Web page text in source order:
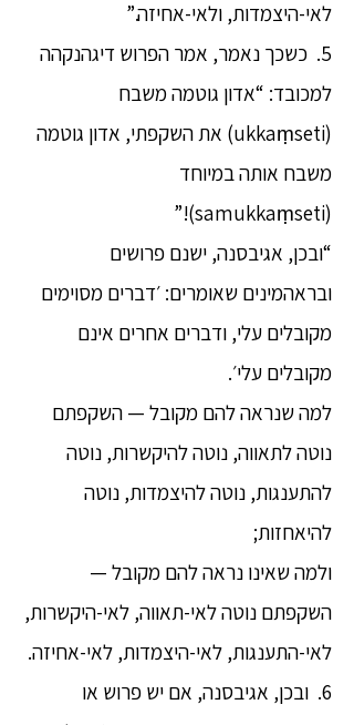
לאי-היצמדות, ולאי-אחיזה.”
5. כשכך נאמר, אמר הפרוש דיגהנקהה
למכובד: “אדון גוטמה משבח
(ukkaṃseti) את השקפתי, אדון גוטמה
משבח אותה במיוחד
(samukkaṃseti)!”
“ובכן, אגיבסנה, ישנם פרושים
ובראהמינים שאומרים: ׳דברים מסוימים
מקובלים עלי, ודברים אחרים אינם
מקובלים עלי׳.
למה שנראה להם מקובל — השקפתם
נוטה לתאווה, נוטה להיקשרות, נוטה
להתענגות, נוטה להיצמדות, נוטה
להיאחזות;
ולמה שאינו נראה להם מקובל —
השקפתם נוטה לאי-תאווה, לאי-היקשרות,
לאי-התענגות, לאי-היצמדות, לאי-אחיזה.
6. ובכן, אגיבסנה, אם יש פרוש או